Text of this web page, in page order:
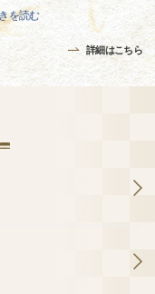
を読む
詳細はこちら